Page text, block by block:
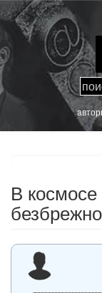
Перейти
к
основному
содержанию
В космосе